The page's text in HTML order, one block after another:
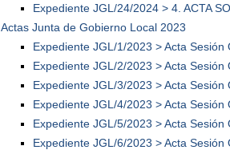
Expediente JGL/24/2024 > 4. ACTA
Actas Junta de Gobierno Local 2023
Expediente JGL/1/2023 > Acta
Expediente JGL/2/2023 > Acta
Expediente JGL/3/2023 > Acta
Expediente JGL/4/2023 > Acta
Expediente JGL/5/2023 > Acta
Expediente JGL/6/2023 > Acta